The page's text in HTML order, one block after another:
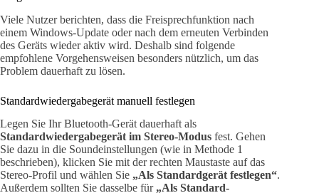
Viele Nutzer berichten, dass die Freisprechfunktion nach
einem Windows-Update oder nach dem erneuten Verbinden
des Geräts wieder aktiv wird. Deshalb sind folgende
empfohlene Vorgehensweisen besonders nützlich, um das
Problem dauerhaft zu lösen.
Standardwiedergabegerät manuell festlegen
Legen Sie Ihr Bluetooth-Gerät dauerhaft als
Standardwiedergabegerät im Stereo-Modus fest. Gehen
Sie dazu in die Soundeinstellungen (wie in Methode 1
beschrieben), klicken Sie mit der rechten Maustaste auf das
Stereo-Profil und wählen Sie „Als Standardgerät festlegen“.
Außerdem sollten Sie dasselbe für „Als Standard-